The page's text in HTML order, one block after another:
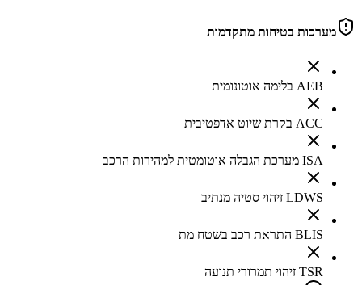
מערכות בטיחות מתקדמות
AEB בלימה אוטונומית
ACC בקרת שיוט אדפטיבית
ISA מערכת הגבלה אוטומטית למהירות הרכב
LDWS זיהוי סטיה מנתיב
BLIS התראת רכב בשטח מת
TSR זיהוי תמרורי תנועה